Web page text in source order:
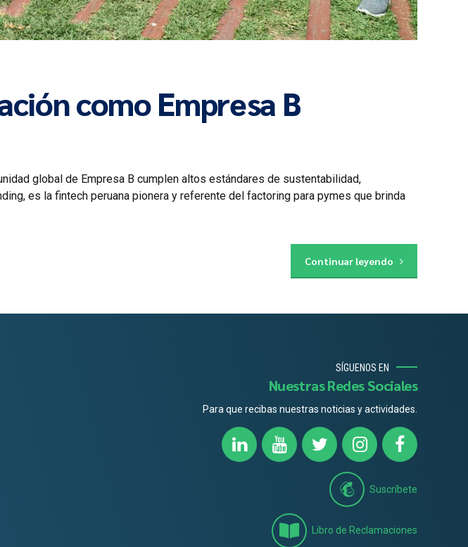
como Empresa B
global de Empresa B cumplen altos estándares de sustentabilidad,
es la fintech peruana pionera y referente del factoring para pymes que brinda
Continuar leyendo
SÍGUENOS EN
Nuestras Redes Sociales
Para que recibas nuestras noticias y actividades.
Suscríbete
Libro de Reclamaciones